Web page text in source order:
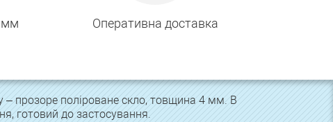
мм Оперативна доставка
прозоре поліроване скло, товщина 4 мм. В
готовий до застосування.